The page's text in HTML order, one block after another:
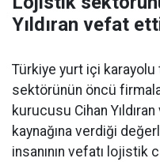
Yıldıran vefat
Türkiye yurt içi karayolu
sektörünün öncü
kurucusu Cihan
kaynağına verdiği
insanının vefatı lojistik